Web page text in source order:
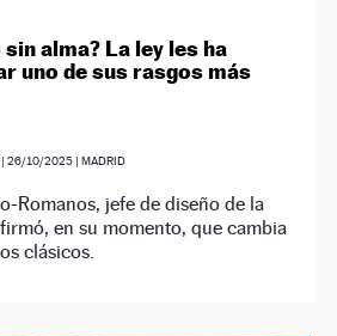
alma? La ley les ha
uno de sus rasgos más
|26/10/2025 | MADRID
Romanos, jefe de diseño de la
en su momento, que cambia
clásicos.